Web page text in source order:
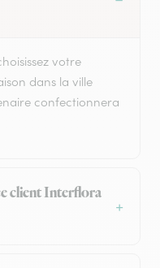
votre
dans la ville
confectionnera
client Interflora